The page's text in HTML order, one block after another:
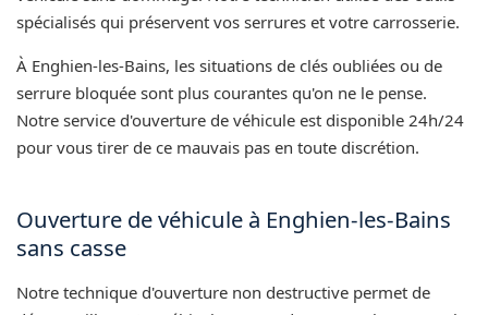
spécialisés qui préservent vos serrures et votre carrosserie.
À Enghien-les-Bains, les situations de clés oubliées ou de
serrure bloquée sont plus courantes qu'on ne le pense.
Notre service d'ouverture de véhicule est disponible 24h/24
pour vous tirer de ce mauvais pas en toute discrétion.
Ouverture de véhicule à Enghien-les-Bains
sans casse
Notre technique d'ouverture non destructive permet de